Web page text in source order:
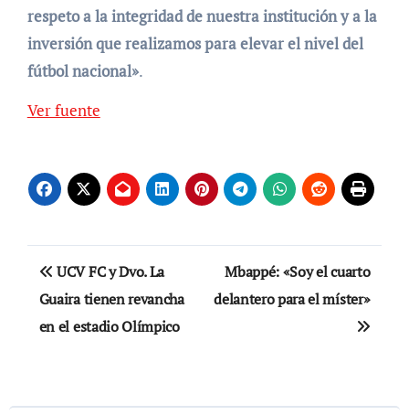
respeto a la integridad de nuestra institución y a la
inversión que realizamos para elevar el nivel del
fútbol nacional».
Ver fuente
Navegación
de
entradas
UCV FC y Dvo. La
Guaira tienen revancha
en el estadio Olímpico
Mbappé: «Soy el cuarto
delantero para el míster»